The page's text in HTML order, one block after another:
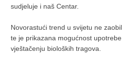
sudjeluje i naš Centar.
Novorastući trend u svijetu ne
te je prikazana mogućnost
vještačenju bioloških tragova.